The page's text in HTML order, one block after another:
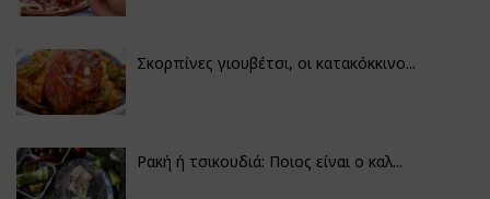
Σκορπίνες γιουβέτσι, οι κατακόκκινο...
Ρακή ή τσικουδιά: Ποιος είναι ο καλ...